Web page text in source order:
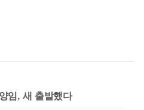
임, 새 출발했다